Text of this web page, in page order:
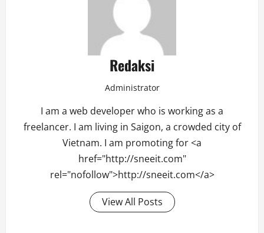
Redaksi
Administrator
I am a web developer who is working as a
freelancer. I am living in Saigon, a crowded city of
Vietnam. I am promoting for <a
href="http://sneeit.com"
rel="nofollow">http://sneeit.com</a>
View All Posts